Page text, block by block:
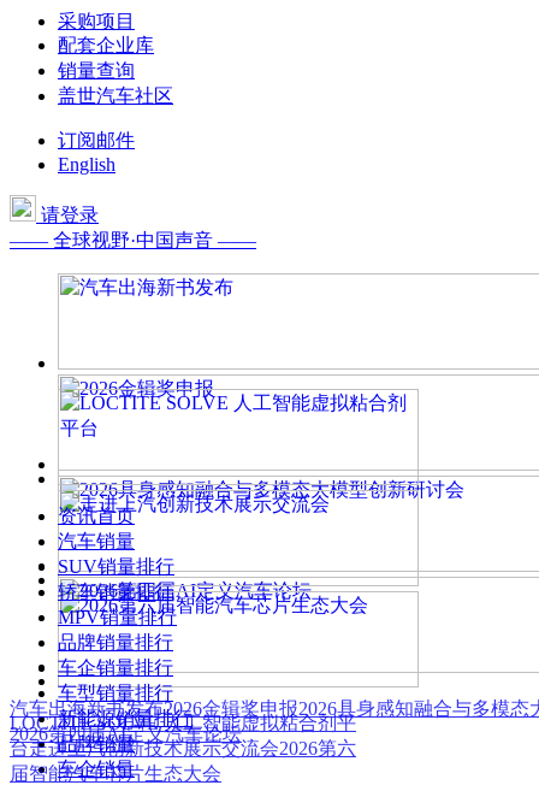
采购项目
配套企业库
销量查询
盖世汽车社区
订阅邮件
English
请登录
—— 全球视野·中国声音 ——
汽车出海新书发布2026金辑奖申报2026具身感知融合与多模态
2026第四届AI定义汽车论坛
LOCTITE SOLVE 人工智能虚拟粘合剂平
台走进上汽创新技术展示交流会2026第六
届智能汽车芯片生态大会
资讯首页
汽车销量
SUV销量排行
轿车销量排行
MPV销量排行
品牌销量排行
车企销量排行
车型销量排行
新能源销量排行
品牌销量
车企销量